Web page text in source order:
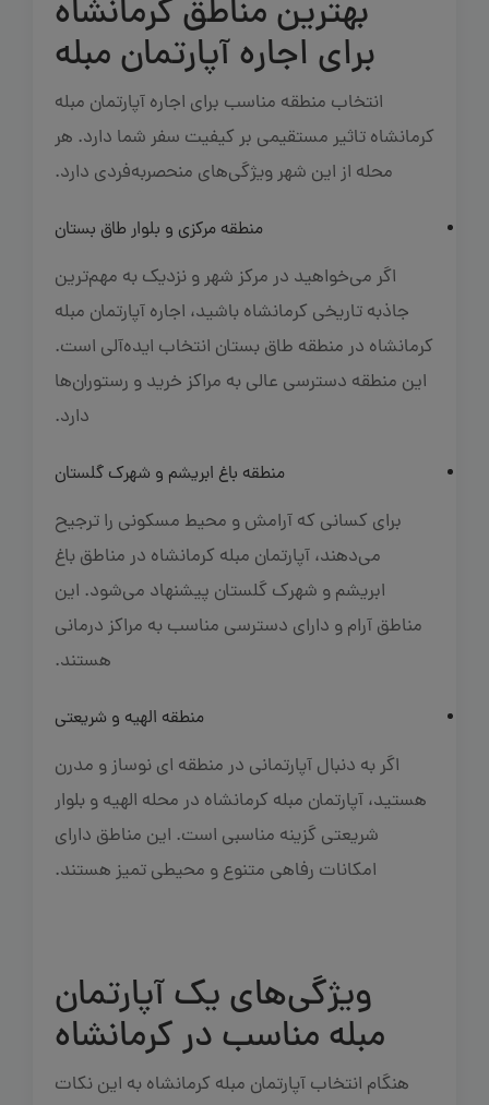
بهترین مناطق کرمانشاه
برای اجاره آپارتمان مبله
انتخاب منطقه مناسب برای اجاره آپارتمان مبله
کرمانشاه تاثیر مستقیمی بر کیفیت سفر شما دارد. هر
محله از این شهر ویژگی‌های منحصربه‌فردی دارد.
منطقه مرکزی و بلوار طاق بستان
اگر می‌خواهید در مرکز شهر و نزدیک به مهم‌ترین
جاذبه تاریخی کرمانشاه باشید، اجاره آپارتمان مبله
کرمانشاه در منطقه طاق بستان انتخاب ایده‌آلی است.
این منطقه دسترسی عالی به مراکز خرید و رستوران‌ها
دارد.
منطقه باغ ابریشم و شهرک گلستان
برای کسانی که آرامش و محیط مسکونی را ترجیح
می‌دهند، آپارتمان مبله کرمانشاه در مناطق باغ
ابریشم و شهرک گلستان پیشنهاد می‌شود. این
مناطق آرام و دارای دسترسی مناسب به مراکز درمانی
هستند.
منطقه الهیه و شریعتی
اگر به دنبال آپارتمانی در منطقه‌ ای نوساز و مدرن
هستید، آپارتمان مبله کرمانشاه در محله الهیه و بلوار
شریعتی گزینه مناسبی است. این مناطق دارای
امکانات رفاهی متنوع و محیطی تمیز هستند.
ویژگی‌های یک آپارتمان
مبله مناسب در کرمانشاه
هنگام انتخاب آپارتمان مبله کرمانشاه به این نکات